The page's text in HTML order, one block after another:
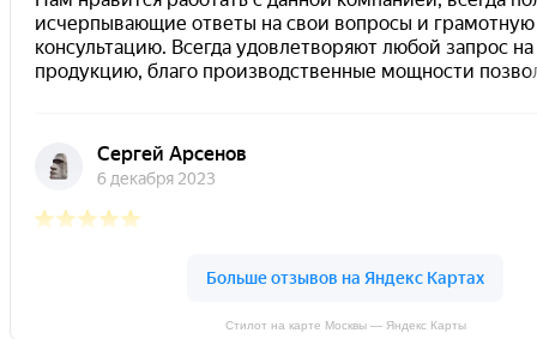
Стилот на карте Москвы — Яндекс Карты